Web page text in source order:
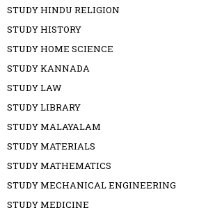
STUDY HINDU RELIGION
STUDY HISTORY
STUDY HOME SCIENCE
STUDY KANNADA
STUDY LAW
STUDY LIBRARY
STUDY MALAYALAM
STUDY MATERIALS
STUDY MATHEMATICS
STUDY MECHANICAL ENGINEERING
STUDY MEDICINE